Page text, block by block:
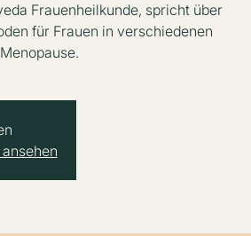
Frauenheilkunde, spricht über
für Frauen in verschiedenen